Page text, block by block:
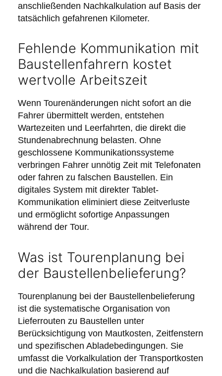
anschließenden Nachkalkulation auf Basis der
tatsächlich gefahrenen Kilometer.
Fehlende Kommunikation mit
Baustellenfahrern kostet
wertvolle Arbeitszeit
Wenn Tourenänderungen nicht sofort an die
Fahrer übermittelt werden, entstehen
Wartezeiten und Leerfahrten, die direkt die
Stundenabrechnung belasten. Ohne
geschlossene Kommunikationssysteme
verbringen Fahrer unnötig Zeit mit Telefonaten
oder fahren zu falschen Baustellen. Ein
digitales System mit direkter Tablet-
Kommunikation eliminiert diese Zeitverluste
und ermöglicht sofortige Anpassungen
während der Tour.
Was ist Tourenplanung bei
der Baustellenbelieferung?
Tourenplanung bei der Baustellenbelieferung
ist die systematische Organisation von
Lieferrouten zu Baustellen unter
Berücksichtigung von Mautkosten, Zeitfenstern
und spezifischen Abladebedingungen. Sie
umfasst die Vorkalkulation der Transportkosten
und die Nachkalkulation basierend auf